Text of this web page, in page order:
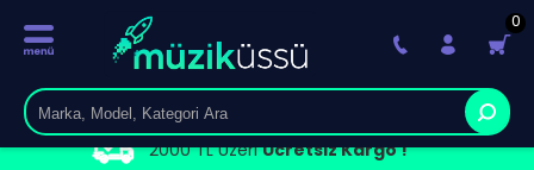
2000 TL ÜzeriÜcretsiz Kargo !
0